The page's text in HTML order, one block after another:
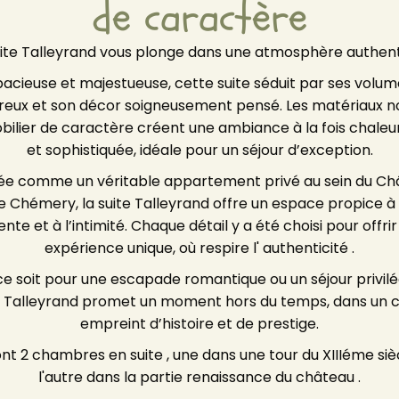
de caractère
Talleyrand vous plonge dans une atmosphère
et majestueuse, cette suite séduit par ses
et son décor soigneusement pensé. Les matériaux
de caractère créent une ambiance à la fois
et sophistiquée, idéale pour un séjour d’exception.
comme un véritable appartement privé au sein du
Chémery, la suite Talleyrand offre un espace propice à
et à l’intimité. Chaque détail y a été choisi pour
expérience unique, où respire l' authenticité .
soit pour une escapade romantique ou un séjour
Talleyrand promet un moment hors du temps, dans un
empreint d’histoire et de prestige.
2 chambres en suite , une dans une tour du XIIIéme
l'autre dans la partie renaissance du château .
Tour Tour vue Talleyrand